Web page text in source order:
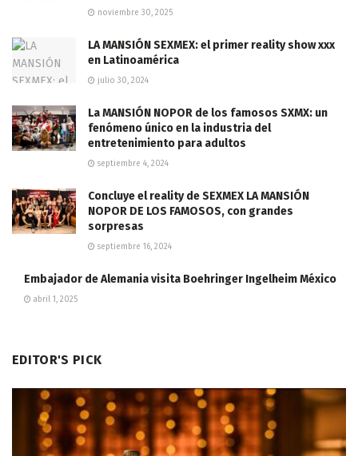
noviembre 30, 2025
LA MANSIÓN SEXMEX: el primer reality show xxx
en Latinoamérica
julio 30, 2024
La MANSIÓN NOPOR de los famosos SXMX: un
fenómeno único en la industria del
entretenimiento para adultos
septiembre 4, 2024
Concluye el reality de SEXMEX LA MANSIÓN
NOPOR DE LOS FAMOSOS, con grandes
sorpresas
septiembre 16, 2024
Embajador de Alemania visita Boehringer Ingelheim México
abril 1, 2025
EDITOR'S PICK